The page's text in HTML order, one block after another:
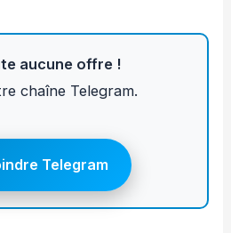
aucune offre !
chaîne Telegram.
Telegram